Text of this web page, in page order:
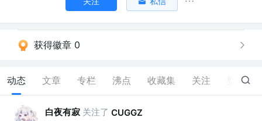
获得徽章 0
动态 文章 专栏 沸点 收藏集 关注 15
白夜有寂 关注了 CUGGZ